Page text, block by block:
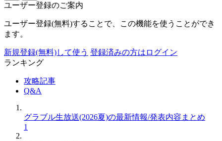
ユーザー登録のご案内
ユーザー登録(無料)することで、この機能を使うことができ
ます。
新規登録(無料)して使う 登録済みの方はログイン
ランキング
攻略記事
Q&A
グラブル生放送(2026夏)の最新情報/発表内容まとめ
1